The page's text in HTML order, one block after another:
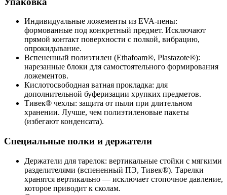
Индивидуальные ложементы из EVA-пены:
формованные под конкретный предмет. Исключают
прямой контакт поверхности с полкой, вибрацию,
опрокидывание.
Вспененный полиэтилен (Ethafoam®, Plastazote®):
нарезанные блоки для самостоятельного формирования
ложементов.
Кислотосвободная ватная прокладка: для
дополнительной буферизации хрупких предметов.
Тивек® чехлы: защита от пыли при длительном
хранении. Лучше, чем полиэтиленовые пакеты
(избегают конденсата).
Специальные полки и держатели
Держатели для тарелок: вертикальные стойки с мягкими
разделителями (вспененный ПЭ, Тивек®). Тарелки
хранятся вертикально — исключает стопочное давление,
которое приводит к сколам.